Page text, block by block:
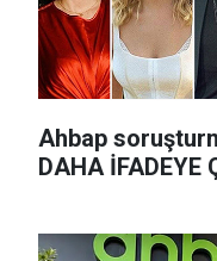
Ahbap
DAHA İFADEYE